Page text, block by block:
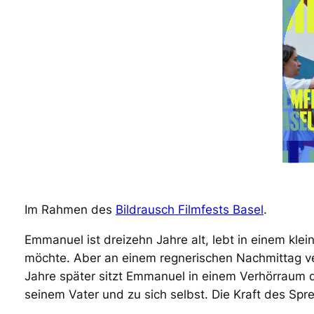
Im Rahmen des Bildrausch Filmfests Basel.
Emmanuel ist dreizehn Jahre alt, lebt in einem
möchte. Aber an einem regnerischen Nachmittag
Jahre später sitzt Emmanuel in einem
seinem Vater und zu sich selbst. Die Kraft des